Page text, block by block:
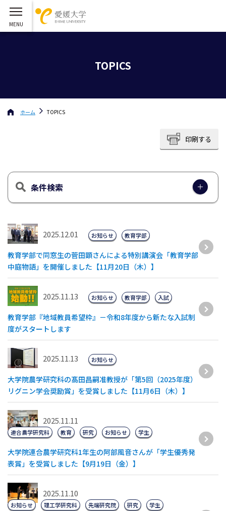
TOPICS
ホーム TOPICS
印刷する
条件検索
2025.12.01
教育学部で同窓生の菅田顕さんによる特別講演会「教育学部
中庭物語」を開催しました【11月20日（木）】
お知らせ 教育学部
2025.11.13
教育学部『地域教員希望枠』－令和8年度から新たな入試制
度がスタートします
お知らせ 教育学部 入試
2025.11.13
大学院農学研究科の髙田昌嗣准教授が「第5回（2025年度）
リグニン学会奨励賞」を受賞しました【11月6日（木）】
お知らせ
2025.11.11
大学院連合農学研究科1年生の阿部風音さんが「学生優秀発
表賞」を受賞しました【9月19日（金）】
連合農学研究科 教育 研究 お知らせ 学生
2025.11.10
お知らせ 理工学研究科 先端研究院 研究 学生